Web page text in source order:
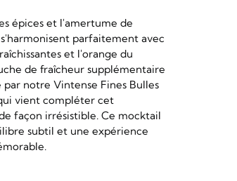
épices et l'amertume de
parfaitement avec
et l'orange du
de fraîcheur supplémentaire
notre Vintense Fines Bulles
vient compléter cet
façon irrésistible. Ce mocktail
subtil et une expérience